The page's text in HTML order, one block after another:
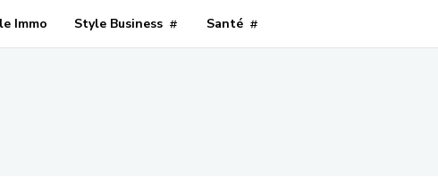
Immo Style Business Santé